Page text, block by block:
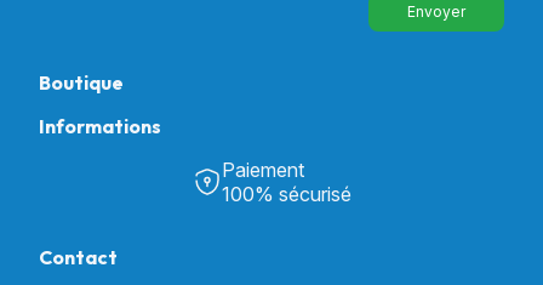
Envoyer
Boutique
Puériculture
Informations
Découvrir Univers Santé
Notre catalogue
Paiement
100% sécurisé
Contact